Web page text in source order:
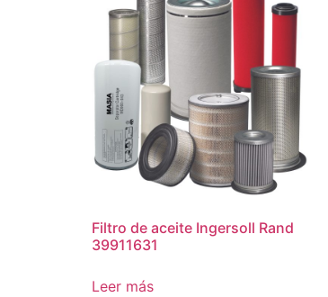
Filtro de aceite Ingersoll Rand
39911631
Leer más